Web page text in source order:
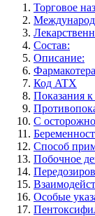
Торговое
Состав:
Описание:
Код ATX
Показания
С
Способ
Побочное
Особые